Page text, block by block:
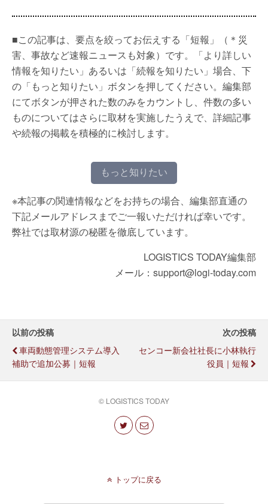
■この記事は、要点を絞ってお伝えする「短報」（＊災
害、事故など速報ニュースも対象）です。「より詳しい
情報を知りたい」あるいは「続報を知りたい」場合、下
の「もっと知りたい」ボタンを押してください。編集部
にてボタンが押された数のみをカウントし、件数の多い
ものについてはさらに取材を実施したうえで、詳細記事
や続報の掲載を積極的に検討します。
もっと知りたい
※本記事の関連情報などをお持ちの場合、編集部直通の
下記メールアドレスまでご一報いただければ幸いです。
弊社では取材源の秘匿を徹底しています。
LOGISTICS TODAY編集部
メール：support@logi-today.com
以前の投稿
車両動態管理システム導入
補助で追加公募｜短報
次の投稿
センコー新会社社長に小林執行
役員｜短報
© LOGISTICS TODAY
トップに戻る